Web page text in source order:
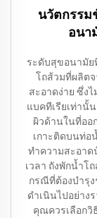
นวัตกรรม
อนา
ระดับสุขอนามัย
โถส้วมที่ผลิต
สะอาดง่าย ซึ่ง
แบคทีเรียเท่านั้
ผิวด้านในที่ออ
เกาะติดบนท่อ
ทำความสะอาด
เวลา ถังพักน้ำโ
กรณีที่ต้องบำรุง
ดำเนินไปอย่าง
คุณควรเลือกวิ